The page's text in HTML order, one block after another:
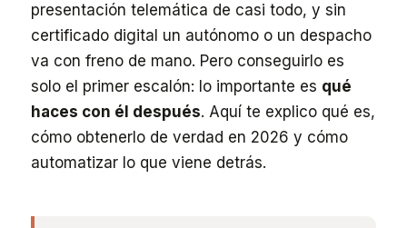
presentación telemática de casi todo, y sin
certificado digital un autónomo o un despacho
va con freno de mano. Pero conseguirlo es
solo el primer escalón: lo importante es qué
haces con él después. Aquí te explico qué es,
cómo obtenerlo de verdad en 2026 y cómo
automatizar lo que viene detrás.